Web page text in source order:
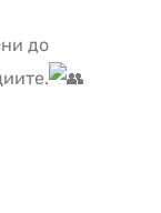
до